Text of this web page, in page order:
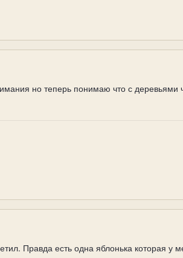
но теперь понимаю что с деревьями
Правда есть одна яблонька которая у